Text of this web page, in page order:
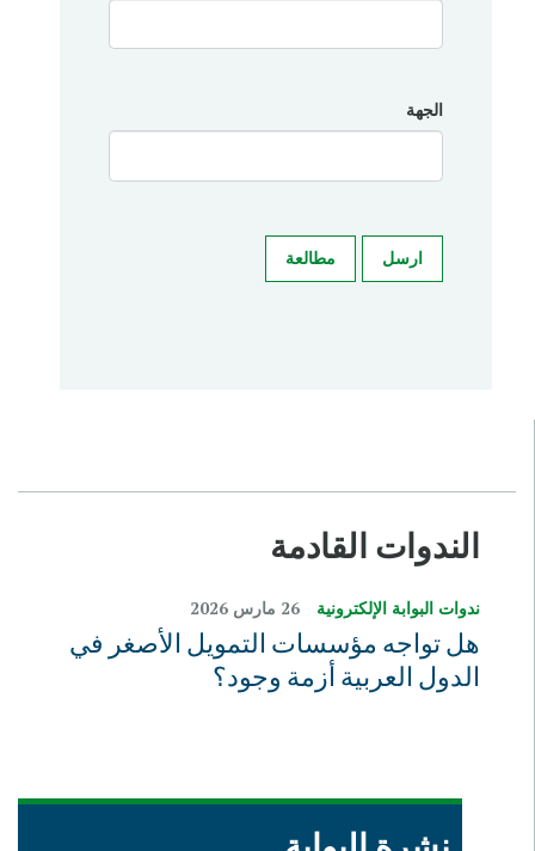
الجهة
ارسل مطالعة
الندوات القادمة
ندوات البوابة الإلكترونية 26 مارس 2026
هل تواجه مؤسسات التمويل الأصغر في
الدول العربية أزمة وجود؟